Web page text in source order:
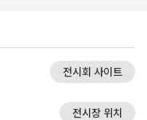
전시회 사이트
전시장 위치